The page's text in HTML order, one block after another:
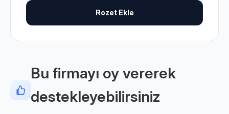
Rozet Ekle
Bu firmayı oy vererek
destekleyebilirsiniz